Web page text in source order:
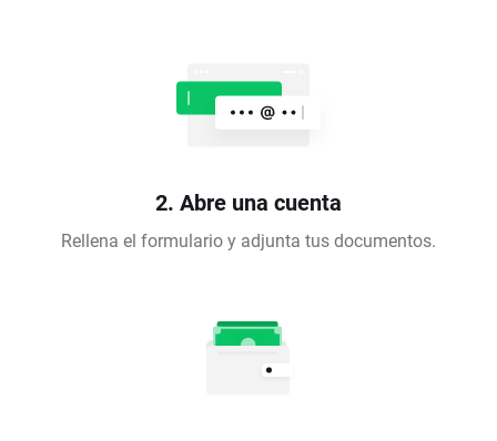
2. Abre una cuenta
Rellena el formulario y adjunta tus documentos.